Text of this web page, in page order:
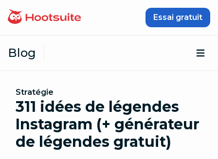
Essai gratuit
Blog
Stratégie
311 idées de légendes
Instagram (+ générateur
de légendes gratuit)